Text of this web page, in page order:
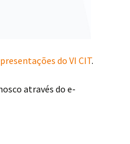
do VI CIT.
através do e-